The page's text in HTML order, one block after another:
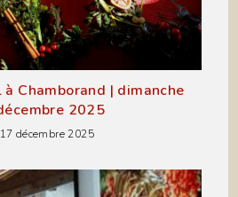
Chamborand | dimanche
2025
17 décembre 2025